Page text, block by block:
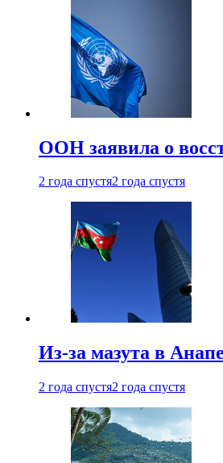
ООН заявила о
2 года спустя2 года спустя
Из-за мазута в
2 года спустя2 года спустя